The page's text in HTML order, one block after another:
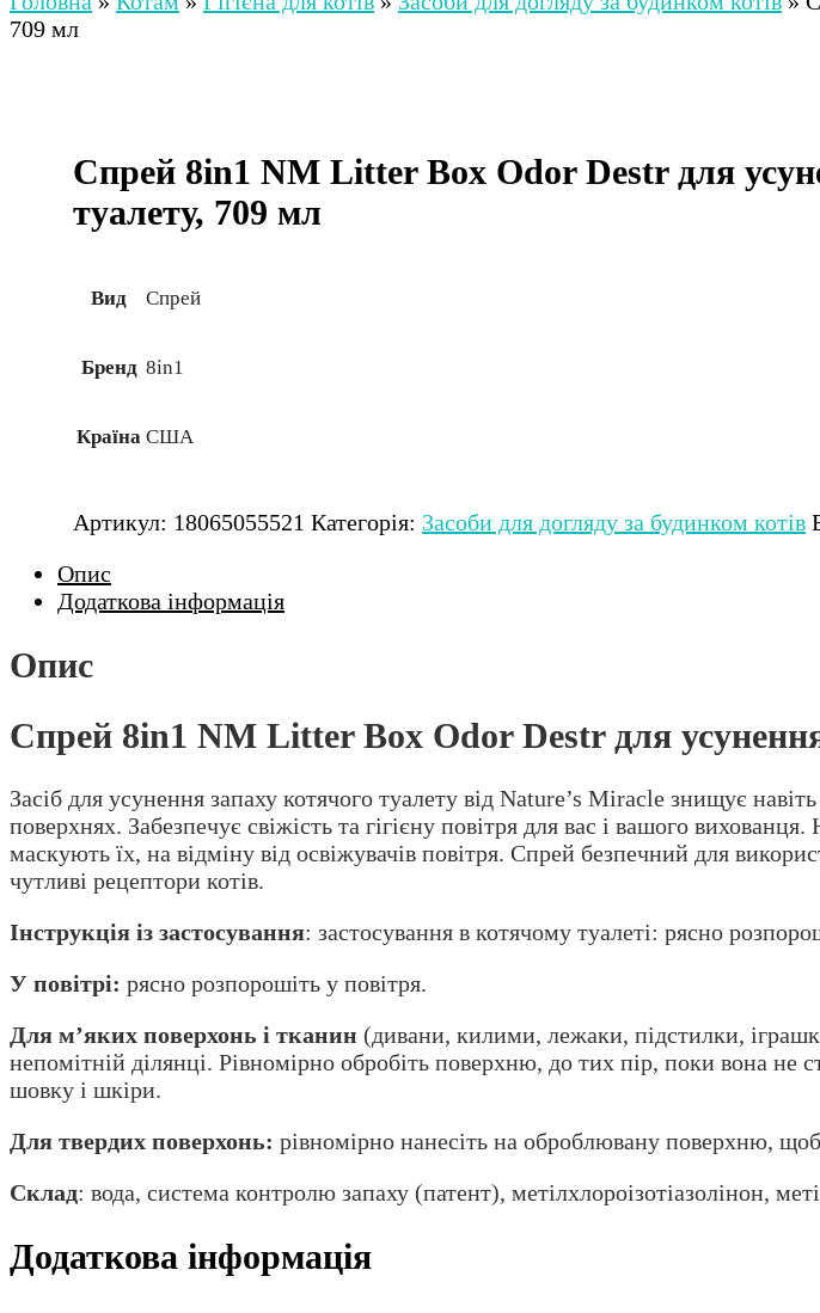
709 мл
Спрей 8in1 NM Litter Box Odor Destr для
туалету, 709 мл
Вид Спрей
Бренд 8in1
Країна США
Артикул: 18065055521 Категорія: Засоби для догляду за будинком котів
Опис
Додаткова інформація
Опис
Спрей 8in1 NM Litter Box Odor Destr для усунення
Засіб для усунення запаху котячого туалету від Nature’s Miracle знищує
поверхнях. Забезпечує свіжість та гігієну повітря для вас і вашого
маскують їх, на відміну від освіжувачів повітря. Спрей безпечний для
чутливі рецептори котів.
Інструкція із застосування: застосування в котячому туалеті: рясно
У повітрі: рясно розпорошіть у повітря.
Для м’яких поверхонь і тканин (дивани, килими, лежаки, підстилки,
непомітній ділянці. Рівномірно обробіть поверхню, до тих пір, поки вона не
шовку і шкіри.
Для твердих поверхонь: рівномірно нанесіть на оброблювану поверхню,
Склад: вода, система контролю запаху (патент), метілхлороізотіазолінон,
Додаткова інформація